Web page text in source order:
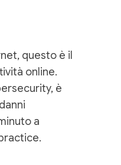
questo è il
online.
è
a